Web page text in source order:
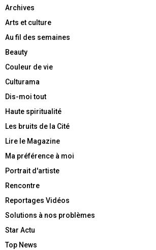
Archives
Arts et culture
Au fil des semaines
Beauty
Couleur de vie
Culturama
Dis-moi tout
Haute spiritualité
Les bruits de la Cité
Lire le Magazine
Ma préférence à moi
Portrait d'artiste
Rencontre
Reportages Vidéos
Solutions à nos problèmes
Star Actu
Top News